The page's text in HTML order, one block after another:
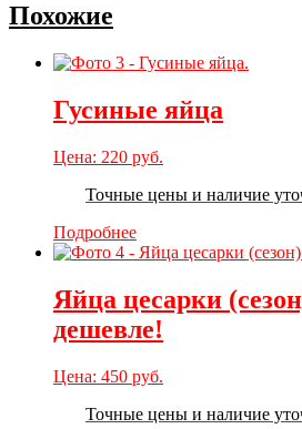
Похожие
Гусиные яйца
Цена: 220 руб.
Точные цены и наличие
Подробнее
Яйца цесарки
дешевле!
Цена: 450 руб.
Точные цены и наличие